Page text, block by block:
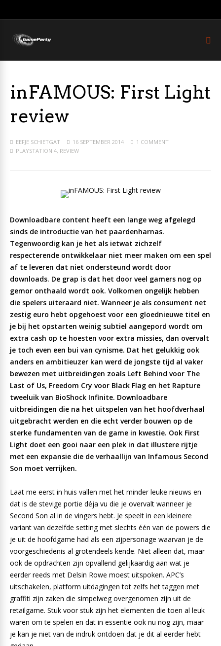
inFAMOUS: First Light
review
EEFJE SCHIETGAT 16 SEPTEMBER 2014
1 COMMENT
PLAYSTATION 4, REVIEW
Downloadbare content heeft een lange weg afgelegd
sinds de introductie van het paardenharnas.
Tegenwoordig kan je het als ietwat zichzelf
respecterende ontwikkelaar niet meer maken om een spel
af te leveren dat niet ondersteund wordt door
downloads. De grap is dat het door veel gamers nog op
gemor onthaald wordt ook. Volkomen ongelijk hebben
die spelers uiteraard niet. Wanneer je als consument net
zestig euro hebt opgehoest voor een gloednieuwe titel en
je bij het opstarten weinig subtiel aangepord wordt om
extra cash op te hoesten voor extra missies, dan overvalt
je toch even een bui van cynisme. Dat het gelukkig ook
anders en ambitieuzer kan werd de jongste tijd al vaker
bewezen met uitbreidingen zoals Left Behind voor The
Last of Us, Freedom Cry voor Black Flag en het Rapture
tweeluik van BioShock Infinite. Downloadbare
uitbreidingen die na het uitspelen van het hoofdverhaal
uitgebracht werden en die echt verder bouwen op de
sterke fundamenten van de game in kwestie. Ook First
Light doet een gooi naar een plek in dat illustere rijtje
met een expansie die de verhaallijn van Infamous Second
Son moet verrijken.
Laat me eerst in huis vallen met het minder leuke nieuws en
dat is de stevige portie déja vu die je overvalt wanneer je
Second Son al in de vingers hebt. Je speelt in een kleinere
variant van dezelfde setting met slechts één van de powers die
je uit de hoofdgame had als een zijpersonage waarvan je de
voorgeschiedenis al grotendeels kende. Niet alleen dat, maar
ook de opdrachten zijn opvallend gelijkaardig aan wat je
eerder reeds met Delsin Rowe moest uitspoken. APC’s
uitschakelen, platform uitdagingen tot zelfs het taggen met
graffiti zijn zaken die simpelweg overgenomen zijn uit de
retailgame. Stuk voor stuk zijn het elementen die toen al leuk
waren om te spelen en dat in essentie ook nu nog zijn, maar
je kan je niet van de indruk ontdoen dat je dit al eerder hebt